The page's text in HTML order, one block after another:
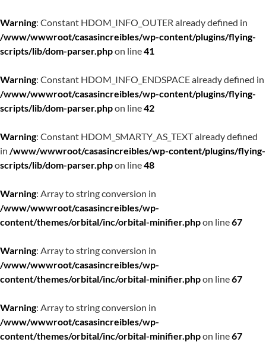
Warning: Constant HDOM_INFO_OUTER already defined in
/www/wwwroot/casasincreibles/wp-content/plugins/flying-
scripts/lib/dom-parser.phpon line41
Warning: Constant HDOM_INFO_ENDSPACE already defined in
/www/wwwroot/casasincreibles/wp-content/plugins/flying-
scripts/lib/dom-parser.phpon line42
Warning: Constant HDOM_SMARTY_AS_TEXT already defined
in /www/wwwroot/casasincreibles/wp-content/plugins/flying-
scripts/lib/dom-parser.phpon line48
Warning: Array to string conversion in
/www/wwwroot/casasincreibles/wp-
content/themes/orbital/inc/orbital-minifier.phpon line67
Warning: Array to string conversion in
/www/wwwroot/casasincreibles/wp-
content/themes/orbital/inc/orbital-minifier.phpon line67
Warning: Array to string conversion in
/www/wwwroot/casasincreibles/wp-
content/themes/orbital/inc/orbital-minifier.phpon line67